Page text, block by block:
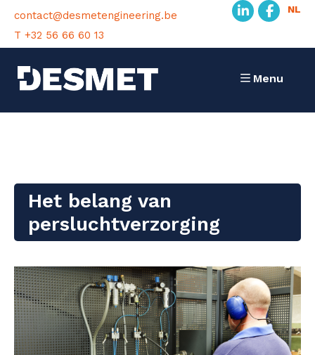
contact@desmetengineering.be
T +32 56 66 60 13
NL
Menu
Het belang van
persluchtverzorging